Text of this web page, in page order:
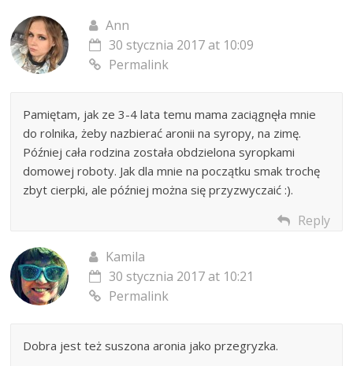
Ann
30 stycznia 2017 at 10:09
Permalink
Pamiętam, jak ze 3-4 lata temu mama zaciągnęła mnie
do rolnika, żeby nazbierać aronii na syropy, na zimę.
Później cała rodzina została obdzielona syropkami
domowej roboty. Jak dla mnie na początku smak trochę
zbyt cierpki, ale później można się przyzwyczaić :).
Reply
Kamila
30 stycznia 2017 at 10:21
Permalink
Dobra jest też suszona aronia jako przegryzka.